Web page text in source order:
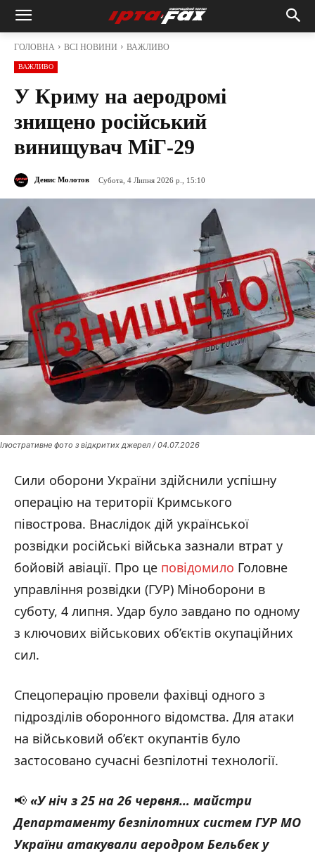
ГОЛОВНА ВСІ НОВИНИ ВАЖЛИВО
ВАЖЛИВО
У Криму на аеродромі
знищено російський
винищувач МіГ-29
Денис Молотов Субота, 4 Липня 2026 р., 15:10
Ілюстративне фото з відкритих джерел / 04.07.2026
Сили оборони України здійснили успішну
операцію на території Кримського
півострова. Внаслідок дій української
розвідки російські війська зазнали втрат у
бойовій авіації. Про це повідомило Головне
управління розвідки (ГУР) Міноборони в
суботу, 4 липня. Удар було завдано по одному
з ключових військових об’єктів окупаційних
сил.
Спецоперацію провели фахівці одного з
підрозділів оборонного відомства. Для атаки
на військовий об’єкт окупантів було
застосовано сучасні безпілотні технології.
📢 «У ніч з 25 на 26 червня… майстри
Департаменту безпілотних систем ГУР МО
України атакували аеродром Бельбек у